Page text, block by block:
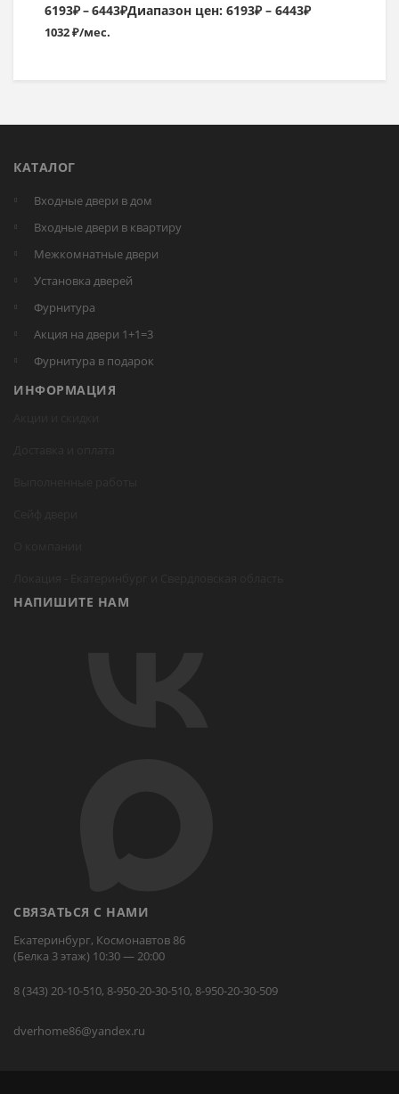
6193₽–6443₽Диапазон цен: 6193₽ – 6443₽
1032 ₽/мес.
КАТАЛОГ
Входные двери в дом
Входные двери в квартиру
Межкомнатные двери
Установка дверей
Фурнитура
Акция на двери 1+1=3
Фурнитура в подарок
ИНФОРМАЦИЯ
НАПИШИТЕ НАМ
СВЯЗАТЬСЯ С НАМИ
Екатеринбург, Космонавтов 86
(Белка 3 этаж) 10:30 — 20:00
8 (343) 20-10-510, 8-950-20-30-510, 8-950-20-30-509
dverhome86@yandex.ru